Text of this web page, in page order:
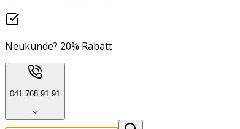
Neukunde? 20% Rabatt
041 768 91 91